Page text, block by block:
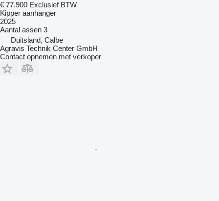
€ 77.900 Exclusief BTW
Kipper aanhanger
2025
Aantal assen 3
Duitsland, Calbe
Agravis Technik Center GmbH
Contact opnemen met verkoper